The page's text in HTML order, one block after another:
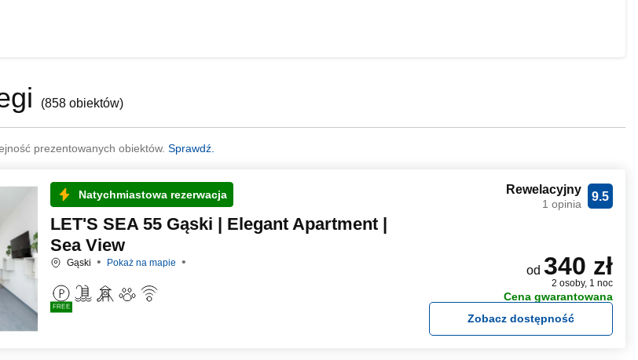
(858 obiektów)
prezentowanych obiektów. Sprawdź.
Natychmiastowa rezerwacja
LET'S SEA 55 Gąski | Elegant Apartment |
Sea View
Gąski Pokaż na mapie
FREE
9.5
Rewelacyjny
1 opinia
od 340 zł
2 osoby, 1 noc
Cena gwarantowana
Zobacz dostępność